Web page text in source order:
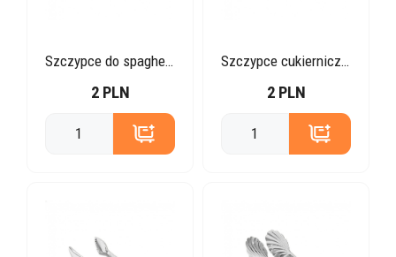
Szczypce do spaghetti
2 PLN
Szczypce cukiernicze 22 cm
2 PLN